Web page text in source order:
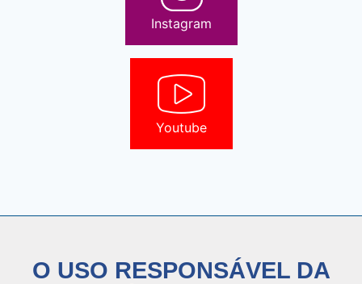
Instagram
Youtube
O USO RESPONSÁVEL DA